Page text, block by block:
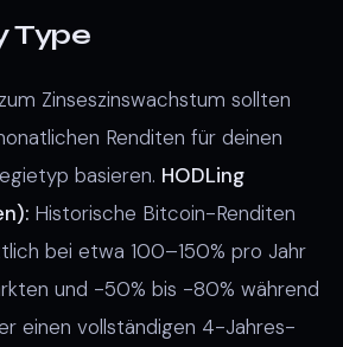
Type
Zinseszinswachstum sollten
Renditen für deinen
basieren. HODLing
Historische Bitcoin-Renditen
bei etwa 100–150% pro Jahr
und -50% bis -80% während
einen vollständigen 4-Jahres-